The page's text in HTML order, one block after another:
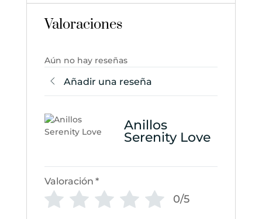
Valoraciones
Aún no hay reseñas
Añadir una reseña
Anillos
Serenity Love
Valoración *
0/5